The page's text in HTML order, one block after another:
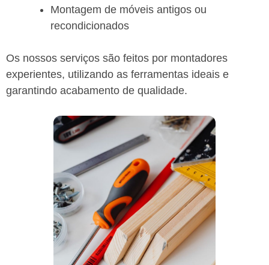
Montagem de móveis antigos ou
recondicionados
Os nossos serviços são feitos por montadores
experientes, utilizando as ferramentas ideais e
garantindo acabamento de qualidade.